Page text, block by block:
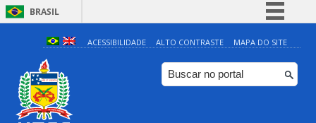
BRASIL
Simplifique!
Comunica BR
Participe
ACESSIBILIDADE ALTO CONTRASTE MAPA DO SITE